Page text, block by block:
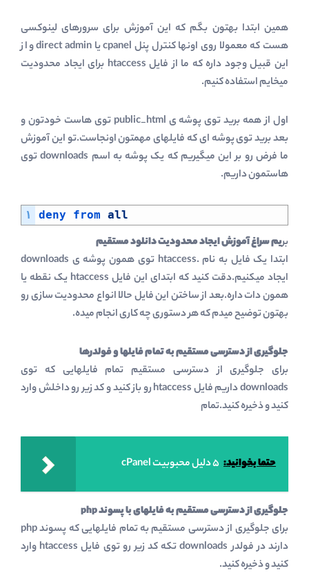
همین ابتدا بهتون بگم که این آموزش برای سرورهای لینوکسی
هست که معمولا روی اونها کنترل پنل cpanel یا direct admin و از
این قبیل وجود داره که ما از فایل htaccess برای ایجاد محدودیت
میخایم استفاده کنیم.
اول از همه برید توی پوشه ی public_html توی هاست خودتون و
بعد برید توی پوشه ای که فایلهای مهمتون اونجاست.تو این آموزش
ما فرض رو بر این میگیریم که یک پوشه به اسم downloads توی
هاستمون داریم.
۱ deny from all
بریم سراغ آموزش ایجاد محدودیت دانلود مستقیم
ابتدا یک فایل به نام .htaccess توی همون پوشه ی downloads
ایجاد میکنیم.دقت کنید که ابتدای این فایل htaccess یک نقطه یا
همون دات داره.بعد از ساختن این فایل حالا انواع محدودیت سازی رو
بهتون توضیح میدم که هر دستوری چه کاری انجام میده.
جلوگیری از دسترسی مستقیم به تمام فایلها و فولدرها
برای جلوگیری از دسترسی مستقیم تمام فایلهایی که توی
downloads داریم فایل htaccess رو باز کنید و کد زیر رو داخلش وارد
کنید و ذخیره کنید.تمام
حتما بخوانید: 5 دلیل محبوبیت cPanel
جلوگیری از دسترسی مستقیم به فایلهای با پسوند php
برای جلوگیری از دسترسی مستقیم به تمام فایلهایی که پسوند php
دارند در فولدر downloads تکه کد زیر رو توی فایل htaccess وارد
کنید و ذخیره کنید.